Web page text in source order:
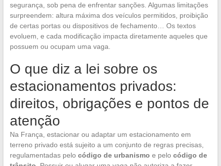
segurança, sob pena de enfrentar sanções. Algumas limitações
surpreendem: altura máxima dos veículos permitidos, proibição
de certas portas ou dispositivos de fechamento… Os textos
evoluem, e cada modificação impacta diretamente aqueles que
possuem ou ocupam uma vaga.
O que diz a lei sobre os
estacionamentos privados:
direitos, obrigações e pontos de
atenção
Na França, estacionar ou adaptar um estacionamento em
terreno privado está sujeito a um conjunto de regras precisas,
regulamentadas pelo código de urbanismo e pelo código de